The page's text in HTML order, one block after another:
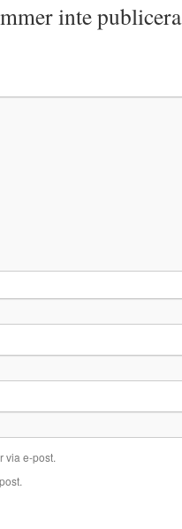
inte
via e-post.